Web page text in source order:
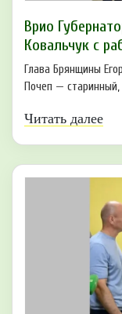
Врио
Ковальчук с
Глава Брянщины
Почеп —
Читать далее